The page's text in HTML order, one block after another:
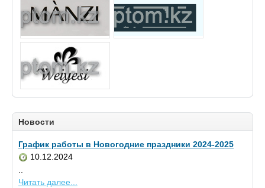
Новости
График работы в Новогодние праздники 2024-2025
10.12.2024
..
Читать далее...